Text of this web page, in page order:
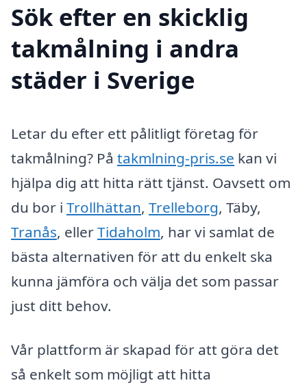
Sök efter en skicklig
takmålning i andra
städer i Sverige
Letar du efter ett pålitligt företag för
takmålning? På takmlning-pris.se kan vi
hjälpa dig att hitta rätt tjänst. Oavsett om
du bor i Trollhättan, Trelleborg, Täby,
Tranås, ellerTidaholm, har vi samlat de
bästa alternativen för att du enkelt ska
kunna jämföra och välja det som passar
just ditt behov.
Vår plattform är skapad för att göra det
så enkelt som möjligt att hitta